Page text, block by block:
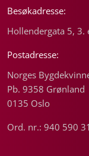
Besøkadresse:
Hollendergata 5, 3.
Postadresse:
Norges
Pb. 9358 Grønland
0135 Oslo
Ord. nr.: 940 590